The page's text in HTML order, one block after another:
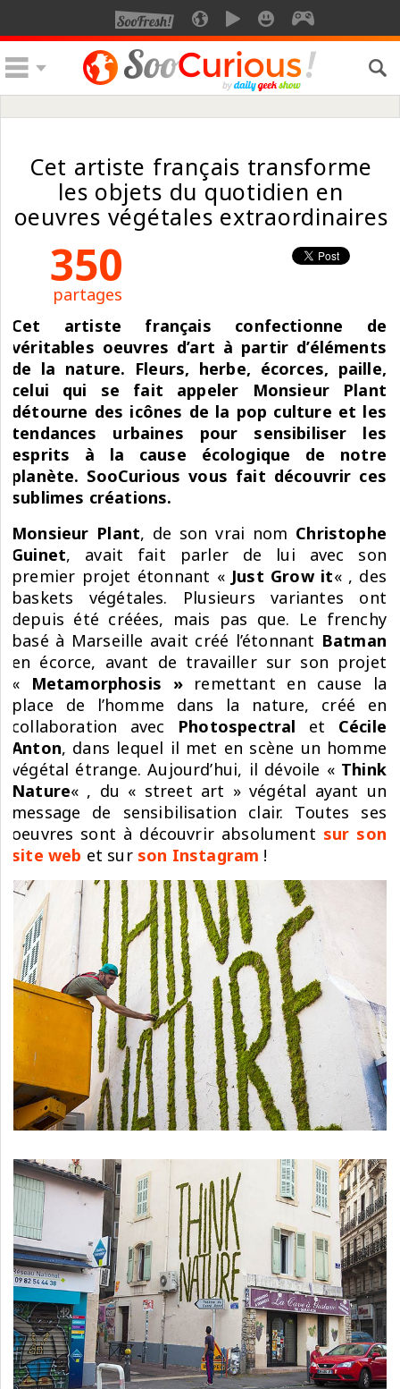
Cet artiste français transforme
les objets du quotidien en
oeuvres végétales extraordinaires
350
partages
Cet artiste français confectionne de
véritables oeuvres d’art à partir d’éléments
de la nature. Fleurs, herbe, écorces, paille,
celui qui se fait appeler Monsieur Plant
détourne des icônes de la pop culture et les
tendances urbaines pour sensibiliser les
esprits à la cause écologique de notre
planète. SooCurious vous fait découvrir ces
sublimes créations.
Monsieur Plant, de son vrai nom Christophe
Guinet, avait fait parler de lui avec son
premier projet étonnant « Just Grow it« , des
baskets végétales. Plusieurs variantes ont
depuis été créées, mais pas que. Le frenchy
basé à Marseille avait créé l’étonnant Batman
en écorce, avant de travailler sur son projet
« Metamorphosis »remettant en cause la
place de l’homme dans la nature, créé en
collaboration avec Photospectral et Cécile
Anton, dans lequel il met en scène un homme
végétal étrange. Aujourd’hui, il dévoile « Think
Nature« , du « street art » végétal ayant un
message de sensibilisation clair. Toutes ses
oeuvres sont à découvrir absolument sur son
site web et sur son Instagram !